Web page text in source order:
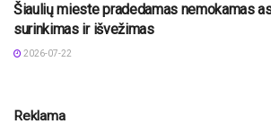
Šiaulių mieste pradedamas nemokamas
surinkimas ir išvežimas
2026-07-22
Reklama